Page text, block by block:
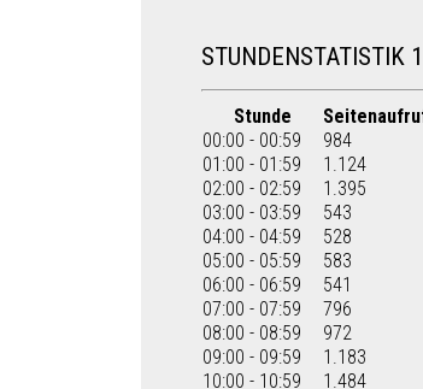
STUNDENSTATISTIK
Stunde
00:00 - 00:59
984
01:00 - 01:59
1.124
02:00 - 02:59
1.395
03:00 - 03:59
543
04:00 - 04:59
528
05:00 - 05:59
583
06:00 - 06:59
541
07:00 - 07:59
796
08:00 - 08:59
972
09:00 - 09:59
1.183
10:00 - 10:59
1.484